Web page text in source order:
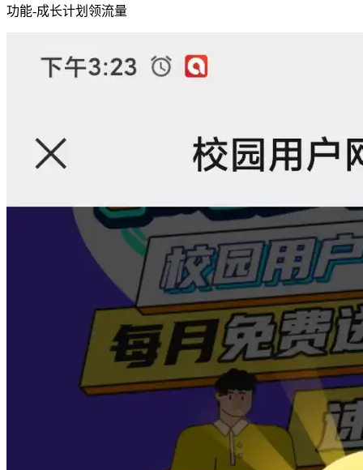
功能-成长计划领流量